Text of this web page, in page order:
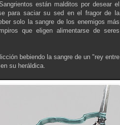
están malditos por desear el
para saciar su sed en el fragor de la
solo la sangre de los enemigos más
que eligen alimentarse de seres
bebiendo la sangre de un "rey entre
su heráldica.